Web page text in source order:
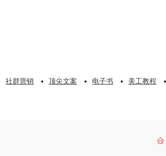
社群营销 顶尖文案 电子书 美工教程
